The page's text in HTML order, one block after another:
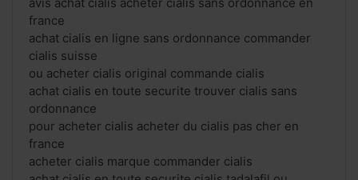
france
achat cialis en ligne sans ordonnance commander
cialis suisse
ou acheter cialis original commande cialis
achat cialis en toute securite trouver cialis sans
ordonnance
pour acheter cialis acheter du cialis pas cher en
france
acheter cialis marque commander cialis